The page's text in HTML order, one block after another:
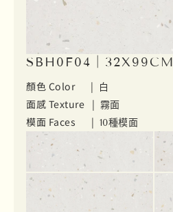
SBH0F04｜32X99CM
顏色 Color | 白
面感 Texture | 霧面
模面 Faces | 10種模面